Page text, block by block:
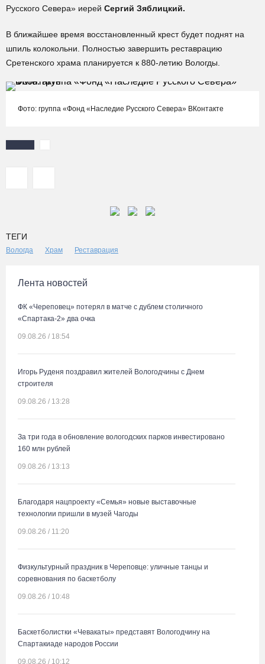
Русского Севера» иерей Сергий Зяблицкий.
В ближайшее время восстановленный крест будет поднят на
шпиль колокольни. Полностью завершить реставрацию
Сретенского храма планируется к 880-летию Вологды.
Фото: группа «Фонд «Наследие Русского Севера» ВКонтакте
ТЕГИ
Вологда Храм Реставрация
Лента новостей
ФК «Череповец» потерял в матче с дублем столичного
«Спартака-2» два очка
09.08.26 / 18:54
Игорь Руденя поздравил жителей Вологодчины с Днем
строителя
09.08.26 / 13:28
За три года в обновление вологодских парков инвестировано
160 млн рублей
09.08.26 / 13:13
Благодаря нацпроекту «Семья» новые выставочные
технологии пришли в музей Чагоды
09.08.26 / 11:20
Физкультурный праздник в Череповце: уличные танцы и
соревнования по баскетболу
09.08.26 / 10:48
Баскетболистки «Чевакаты» представят Вологодчину на
Спартакиаде народов России
09.08.26 / 10:12